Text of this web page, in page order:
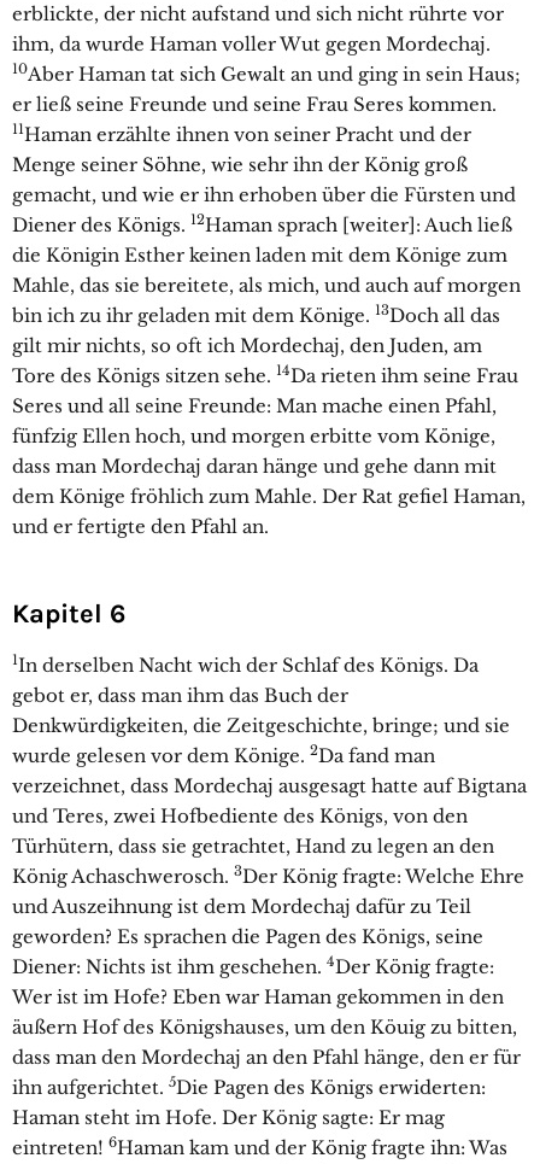
erblickte, der nicht aufstand und sich nicht rührte vor
ihm, da wurde Haman voller Wut gegen Mordechaj.
10Aber Haman tat sich Gewalt an und ging in sein Haus;
er ließ seine Freunde und seine Frau Seres kommen.
11Haman erzählte ihnen von seiner Pracht und der
Menge seiner Söhne, wie sehr ihn der König groß
gemacht, und wie er ihn erhoben über die Fürsten und
Diener des Königs. 12Haman sprach [weiter]: Auch ließ
die Königin Esther keinen laden mit dem Könige zum
Mahle, das sie bereitete, als mich, und auch auf morgen
bin ich zu ihr geladen mit dem Könige. 13Doch all das
gilt mir nichts, so oft ich Mordechaj, den Juden, am
Tore des Königs sitzen sehe. 14Da rieten ihm seine Frau
Seres und all seine Freunde: Man mache einen Pfahl,
fünfzig Ellen hoch, und morgen erbitte vom Könige,
dass man Mordechaj daran hänge und gehe dann mit
dem Könige fröhlich zum Mahle. Der Rat gefiel Haman,
und er fertigte den Pfahl an.
Kapitel 6
1In derselben Nacht wich der Schlaf des Königs. Da
gebot er, dass man ihm das Buch der
Denkwürdigkeiten, die Zeitgeschichte, bringe; und sie
wurde gelesen vor dem Könige. 2Da fand man
verzeichnet, dass Mordechaj ausgesagt hatte auf Bigtana
und Teres, zwei Hofbediente des Königs, von den
Türhütern, dass sie getrachtet, Hand zu legen an den
König Achaschwerosch. 3Der König fragte: Welche Ehre
und Auszeihnung ist dem Mordechaj dafür zu Teil
geworden? Es sprachen die Pagen des Königs, seine
Diener: Nichts ist ihm geschehen. 4Der König fragte:
Wer ist im Hofe? Eben war Haman gekommen in den
äußern Hof des Königshauses, um den Köuig zu bitten,
dass man den Mordechaj an den Pfahl hänge, den er für
ihn aufgerichtet. 5Die Pagen des Königs erwiderten:
Haman steht im Hofe. Der König sagte: Er mag
eintreten! 6Haman kam und der König fragte ihn: Was